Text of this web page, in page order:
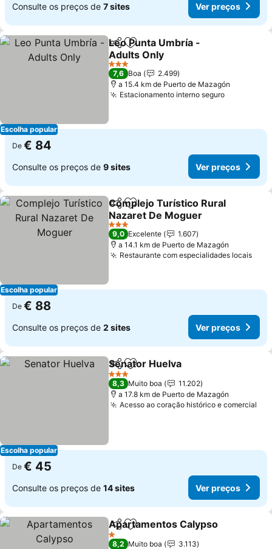
Consulte os preços de 7 sites Ver preços
Escolha popular
PartilharAdicionar aos favoritos
Leo Punta Umbría -
Adults Only
3 Estrelas
7,6 Boa
2.499
a 15.4 km de Puerto de Mazagón
Estacionamento interno seguro
De € 84
Consulte os preços de 9 sites Ver preços
Escolha popular
PartilharAdicionar aos favoritos
Complejo Turístico Rural
Nazaret De Moguer
3 Estrelas
9,0 Excelente
1.607
a 14.1 km de Puerto de Mazagón
Restaurante com especialidades locais
De € 88
Consulte os preços de 2 sites Ver preços
Escolha popular
PartilharAdicionar aos favoritos
Senator Huelva
3 Estrelas
8,3 Muito boa
11.202
a 17.8 km de Puerto de Mazagón
Acesso ao coração histórico e comercial
De € 45
Consulte os preços de 14 sites Ver preços
PartilharAdicionar aos favoritos
Apartamentos Calypso
1 Estrelas
8,2 Muito boa
3.113